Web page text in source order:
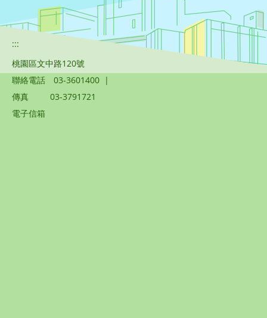
:::
桃園區文中路120號
聯絡電話
03-3601400 |
傳真
03-3791721
電子信箱